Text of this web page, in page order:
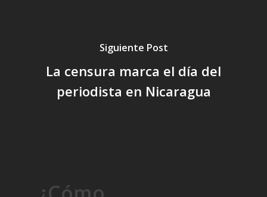
Siguiente Post
La censura marca el día del
periodista en Nicaragua